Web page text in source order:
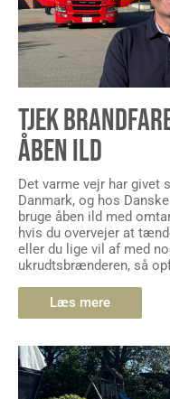
TJEK
ÅBEN ILD
Det varme vejr har givet
Danmark, og hos
bruge åben ild med
hvis du overvejer at
eller du lige vil af med
ukrudtsbrænderen, så
Læs mere